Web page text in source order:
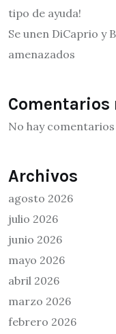
tipo de ayuda!
Se unen DiCaprio y
amenazados
Comentarios
No hay
Archivos
agosto 2026
julio 2026
junio 2026
mayo 2026
abril 2026
marzo 2026
febrero 2026